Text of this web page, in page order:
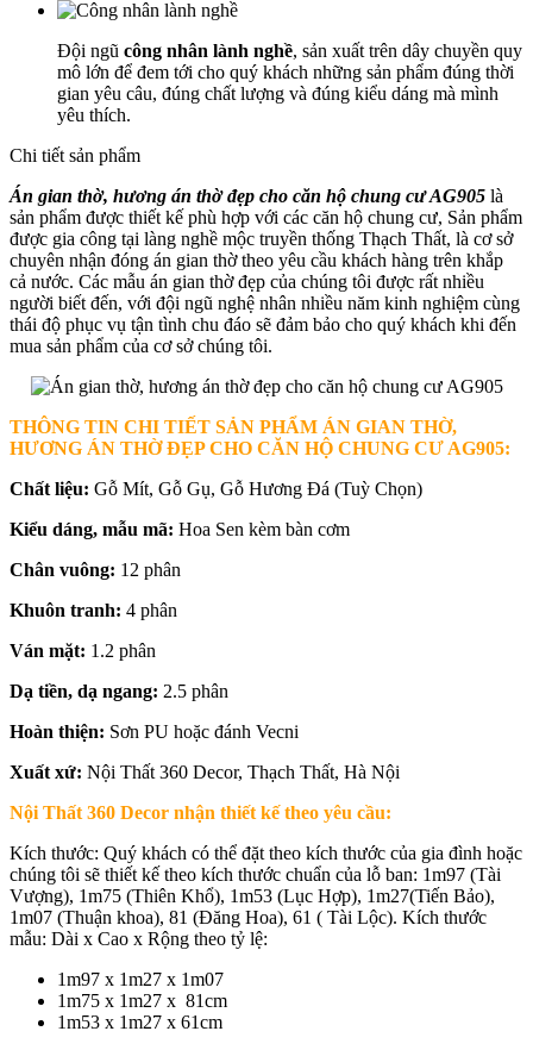
Đội ngũ công nhân lành nghề, sản xuất trên dây chuyền quy
mô lớn để đem tới cho quý khách những sản phẩm đúng thời
gian yêu câu, đúng chất lượng và đúng kiểu dáng mà mình
yêu thích.
Chi tiết sản phẩm
Án gian thờ, hương án thờ đẹp cho căn hộ chung cư AG905 là
sản phẩm được thiết kế phù hợp với các căn hộ chung cư, Sản phẩm
được gia công tại làng nghề mộc truyền thống Thạch Thất, là cơ sở
chuyên nhận đóng án gian thờ theo yêu cầu khách hàng trên khắp
cả nước. Các mẫu án gian thờ đẹp của chúng tôi được rất nhiều
người biết đến, với đội ngũ nghệ nhân nhiều năm kinh nghiệm cùng
thái độ phục vụ tận tình chu đáo sẽ đảm bảo cho quý khách khi đến
mua sản phẩm của cơ sở chúng tôi.
THÔNG TIN CHI TIẾT SẢN PHẨM ÁN GIAN THỜ,
HƯƠNG ÁN THỜ ĐẸP CHO CĂN HỘ CHUNG CƯ AG905:
Chất liệu: Gỗ Mít, Gỗ Gụ, Gỗ Hương Đá (Tuỳ Chọn)
Kiểu dáng, mẫu mã: Hoa Sen kèm bàn cơm
Chân vuông: 12 phân
Khuôn tranh: 4 phân
Ván mặt: 1.2 phân
Dạ tiền, dạ ngang: 2.5 phân
Hoàn thiện: Sơn PU hoặc đánh Vecni
Xuất xứ: Nội Thất 360 Decor, Thạch Thất, Hà Nội
Nội Thất 360 Decor nhận thiết kế theo yêu cầu:
Kích thước: Quý khách có thể đặt theo kích thước của gia đình hoặc
chúng tôi sẽ thiết kế theo kích thước chuẩn của lỗ ban: 1m97 (Tài
Vượng), 1m75 (Thiên Khổ), 1m53 (Lục Hợp), 1m27(Tiến Bảo),
1m07 (Thuận khoa), 81 (Đăng Hoa), 61 ( Tài Lộc). Kích thước
mẫu: Dài x Cao x Rộng theo tỷ lệ:
1m97 x 1m27 x 1m07
1m75 x 1m27 x 81cm
1m53 x 1m27 x 61cm